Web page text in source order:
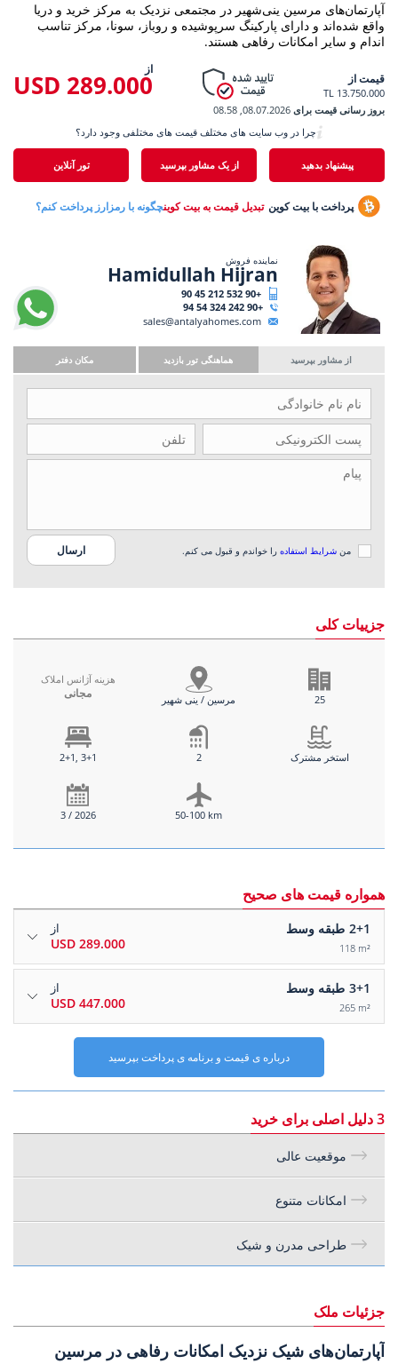
آپارتمان‌های مرسین ینی‌شهیر در مجتمعی نزدیک به مرکز خرید و دریا
واقع شده‌اند و دارای پارکینگ سرپوشیده و روباز، سونا، مرکز تناسب
اندام و سایر امکانات رفاهی هستند.
قیمت از
13.750.000 TL
از
289.000 USD
بروز رسانی قیمت برای 08.07.2026, 08.58
پیشنهاد بدهید از یک مشاور بپرسید تور آنلاین
چرا در وب سایت های مختلف قیمت های مختلفی وجود دارد؟
پرداخت با بیت کوین تبدیل قیمت به بیت کوینچگونه با رمزارز پرداخت کنم؟
نماینده فروش
Hamidullah Hijran
+90 532 212 45 90
+90 242 324 54 94
sales@antalyahomes.com
از مشاور بپرسید هماهنگی تور بازدید مکان دفتر
من شرایط استفاده را خواندم و قبول می کنم.
جزییات کلی
هزینه آژانس املاک
مجانی مرسین / ینی شهیر 25
2+1, 3+1 2 استخر مشترک
3 / 2026 50-100 km
همواره قیمت های صحیح
2+1 طبقه وسط
118 m²
از
289.000 USD
3+1 طبقه وسط
265 m²
از
447.000 USD
درباره ی قیمت و برنامه ی پرداخت بپرسید
3 دلیل اصلی برای خرید
موقعیت عالی
امکانات متنوع
طراحی مدرن و شیک
جزئیات ملک
آپارتمان‌های شیک نزدیک امکانات رفاهی در مرسین